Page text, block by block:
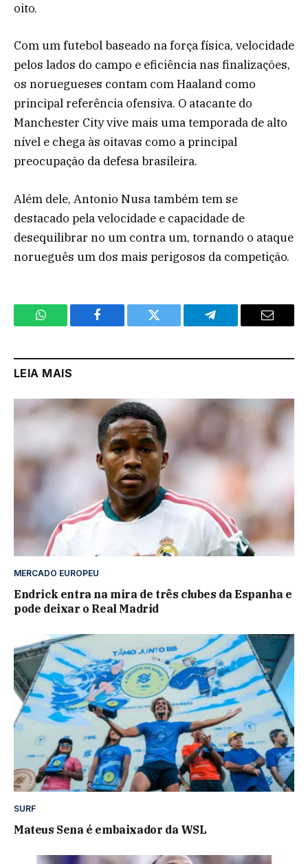
oito.
Com um futebol baseado na força física, velocidade
pelos lados do campo e eficiência nas finalizações,
os noruegueses contam com Haaland como
principal referência ofensiva. O atacante do
Manchester City vive mais uma temporada de alto
nível e chega às oitavas como a principal
preocupação da defesa brasileira.
Além dele, Antonio Nusa também tem se
destacado pela velocidade e capacidade de
desequilibrar no um contra um, tornando o ataque
norueguês um dos mais perigosos da competição.
WhatsApp Facebook Twitter Telegram Email
LEIA MAIS
MERCADO EUROPEU
Endrick entra na mira de três clubes da Espanha e
pode deixar o Real Madrid
SURF
Mateus Sena é embaixador da WSL